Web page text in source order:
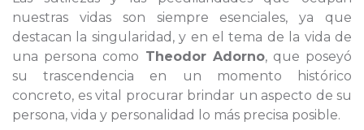
nuestras vidas son siempre esenciales, ya que
destacan la singularidad, y en el tema de la vida de
una persona como Theodor Adorno, que poseyó
su trascendencia en un momento histórico
concreto, es vital procurar brindar un aspecto de su
persona, vida y personalidad lo más precisa posible.